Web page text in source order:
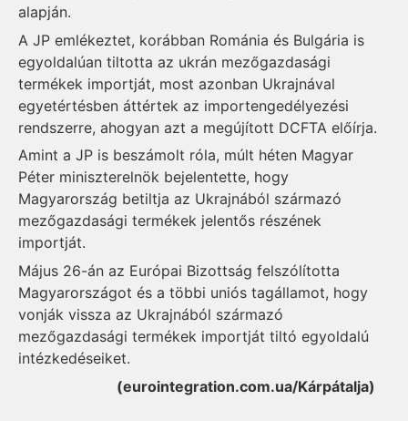
alapján.
A JP emlékeztet, korábban Románia és Bulgária is
egyoldalúan tiltotta az ukrán mezőgazdasági
termékek importját, most azonban Ukrajnával
egyetértésben áttértek az importengedélyezési
rendszerre, ahogyan azt a megújított DCFTA előírja.
Amint a JP is beszámolt róla, múlt héten Magyar
Péter miniszterelnök bejelentette, hogy
Magyarország betiltja az Ukrajnából származó
mezőgazdasági termékek jelentős részének
importját.
Május 26-án az Európai Bizottság felszólította
Magyarországot és a többi uniós tagállamot, hogy
vonják vissza az Ukrajnából származó
mezőgazdasági termékek importját tiltó egyoldalú
intézkedéseiket.
(eurointegration.com.ua/Kárpátalja)